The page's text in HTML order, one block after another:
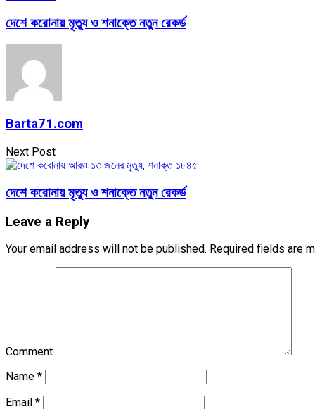
দেশে করোনায় মৃত্যু ও শনাক্তে নতুন রেকর্ড
Barta71.com
Next Post
দেশে করোনায় মৃত্যু ও শনাক্তে নতুন রেকর্ড
Leave a Reply
Your email address will not be published. Required fields are
Comment
Name *
Email *